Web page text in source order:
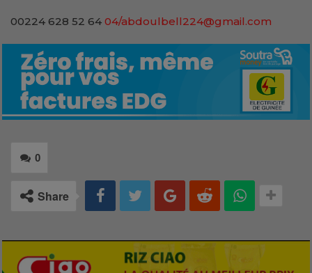
00224 628 52 64 04/abdoulbell224@gmail.com
0
Share